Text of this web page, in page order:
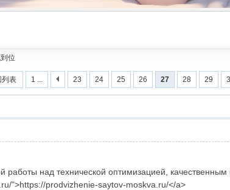
gleezy/台灣喝茶/按摩/舒壓/2026台北出差旅遊叫小姐
位
1 ... 23 24 25 26 27 28 29
列表
работы над технической оптимизацией,
">https://prodvizhenie-saytov-moskva.ru/</a>